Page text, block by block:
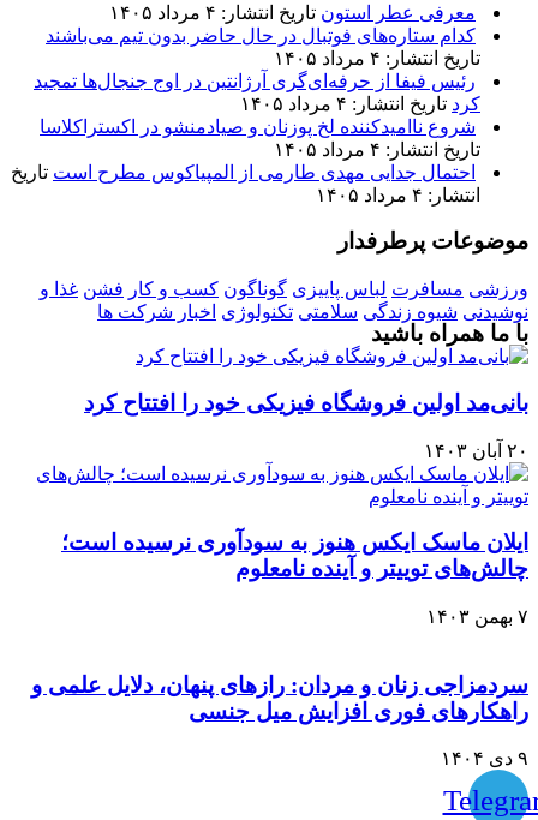
معرفی عطر استون تاریخ انتشار: ۴ مرداد ۱۴۰۵
کدام ستاره‌های فوتبال در حال حاضر بدون تیم می‌باشند
تاریخ انتشار: ۴ مرداد ۱۴۰۵
رئیس فیفا از حرفه‌ای‌گری آرژانتین در اوج جنجال‌ها تمجید
کرد تاریخ انتشار: ۴ مرداد ۱۴۰۵
شروع ناامیدکننده لخ پوزنان و صیادمنشو در اکستراکلاسا
تاریخ انتشار: ۴ مرداد ۱۴۰۵
احتمال جدایی مهدی طارمی از المپیاکوس مطرح است تاریخ
انتشار: ۴ مرداد ۱۴۰۵
موضوعات پرطرفدار
ورزشی مسافرت لباس پاییزی گوناگون کسب و کار فشن غذا و
نوشیدنی شیوه زندگی سلامتی تکنولوژی اخبار شرکت ها
با ما همراه باشید
بانی‌مد اولین فروشگاه فیزیکی خود را افتتاح کرد
۲۰ آبان ۱۴۰۳
ایلان ماسک ایکس هنوز به سودآوری نرسیده است؛
چالش‌های توییتر و آینده نامعلوم
۷ بهمن ۱۴۰۳
سردمزاجی زنان و مردان: رازهای پنهان، دلایل علمی و
راهکارهای فوری افزایش میل جنسی
۹ دی ۱۴۰۴